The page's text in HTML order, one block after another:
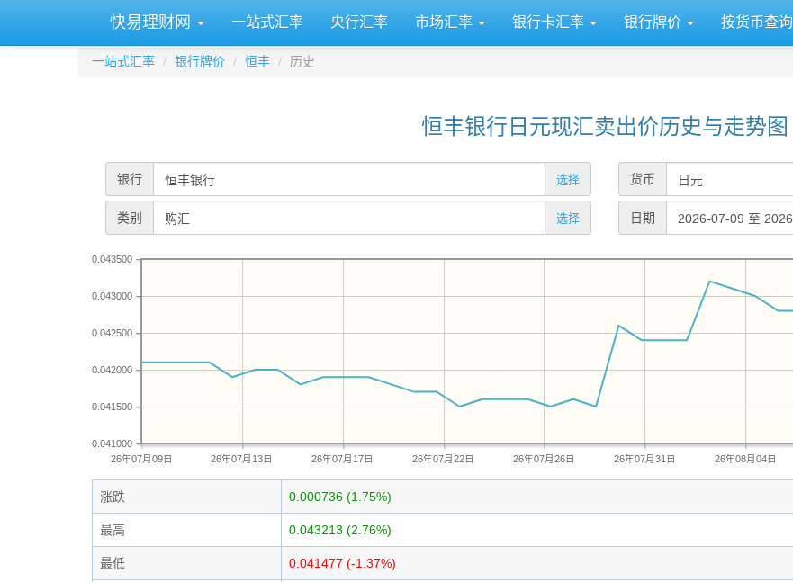
快易理财网 一站式汇率 央行汇率 市场汇率 银行卡汇率 银行牌价 按货币查询
一站式汇率 银行牌价 恒丰 历史
恒丰银行日元现汇卖出价历史与走势图
银行 选择 货币
类别 选择 日期
26年07月09日 26年07月13日 26年07月17日 26年07月22日 26年07月26日 26年07月31日 26年08月04日
0.041000
0.041500
0.042000
0.042500
0.043000
0.043500
涨跌 0.000736 (1.75%)
最高 0.043213 (2.76%)
最低 0.041477 (-1.37%)